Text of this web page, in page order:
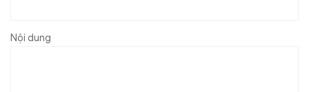
Nội dung